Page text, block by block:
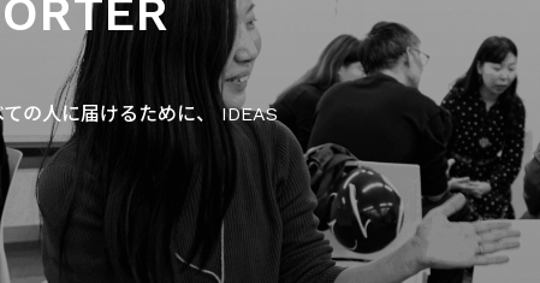
の人に届けるために、 IDEAS